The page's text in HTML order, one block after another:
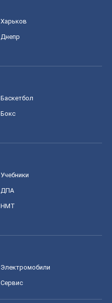
Харьков
Днепр
Баскетбол
Бокс
Учебники
ДПА
НМТ
Электромобили
Сервис